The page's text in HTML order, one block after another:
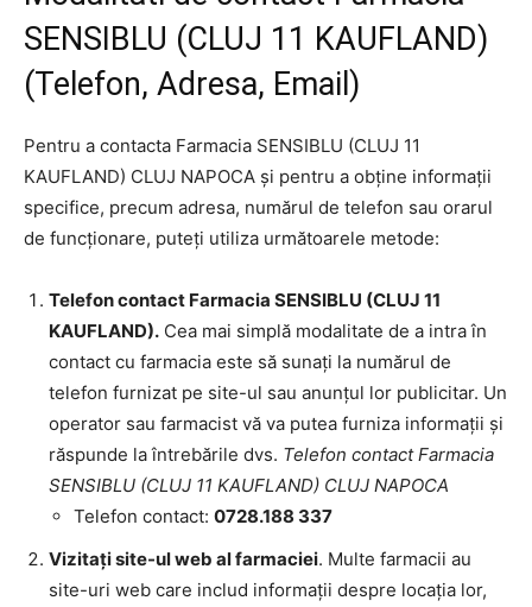
SENSIBLU (CLUJ 11 KAUFLAND)
(Telefon, Adresa, Email)
Pentru a contacta Farmacia SENSIBLU (CLUJ 11
KAUFLAND) CLUJ NAPOCA și pentru a obține informații
specifice, precum adresa, numărul de telefon sau orarul
de funcționare, puteți utiliza următoarele metode:
Telefon contact Farmacia SENSIBLU (CLUJ 11
KAUFLAND). Cea mai simplă modalitate de a intra în
contact cu farmacia este să sunați la numărul de
telefon furnizat pe site-ul sau anunțul lor publicitar. Un
operator sau farmacist vă va putea furniza informații și
răspunde la întrebările dvs. Telefon contact Farmacia
SENSIBLU (CLUJ 11 KAUFLAND) CLUJ NAPOCA
Telefon contact: 0728.188 337
Vizitați site-ul web al farmaciei. Multe farmacii au
site-uri web care includ informații despre locația lor,